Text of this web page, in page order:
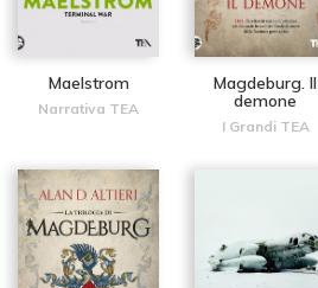
Maelstrom
Narrativa TEA
Magdeburg. Il
demone
I Grandi TEA